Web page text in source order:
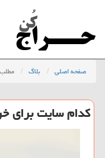
صفحه اصلی بلاگ مطلب
كدام سایت برای